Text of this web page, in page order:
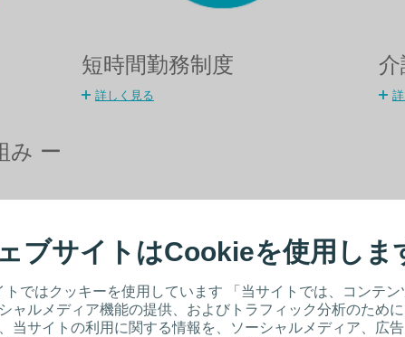
ブサイトはCookieを使用しま
トではクッキーを使用しています 「当サイトでは、コンテ
ャルメディア機能の提供、およびトラフィック分析のため
当サイトの利用に関する情報を、ソーシャルメディア、広
短時間勤務制度
詳しく見る
み ー